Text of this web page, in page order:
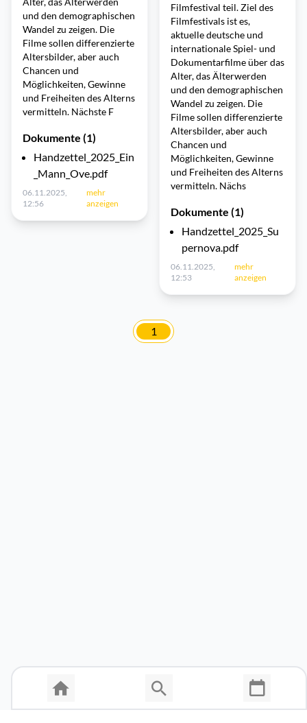
und den demographischen
Wandel zu zeigen. Die
Filme sollen differenzierte
Altersbilder, aber auch
Chancen und
Möglichkeiten, Gewinne
und Freiheiten des Alterns
vermitteln. Nächste F
Dokumente (1)
Handzettel_2025_Ein
_Mann_Ove.pdf
06.11.2025,
12:56
mehr
anzeigen
Filmfestival teil. Ziel des
Filmfestivals ist es,
aktuelle deutsche und
internationale Spiel- und
Dokumentarfilme über das
Alter, das Älterwerden
und den demographischen
Wandel zu zeigen. Die
Filme sollen differenzierte
Altersbilder, aber auch
Chancen und
Möglichkeiten, Gewinne
und Freiheiten des Alterns
vermitteln. Nächs
Dokumente (1)
Handzettel_2025_Su
pernova.pdf
06.11.2025,
12:53
mehr
anzeigen
1